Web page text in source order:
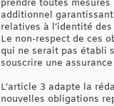
prendre toutes
additionnel
relatives à l’identité
Le non-respect de ces
qui ne serait pas établi
souscrire une
L’article 3 adapte la
nouvelles obligations